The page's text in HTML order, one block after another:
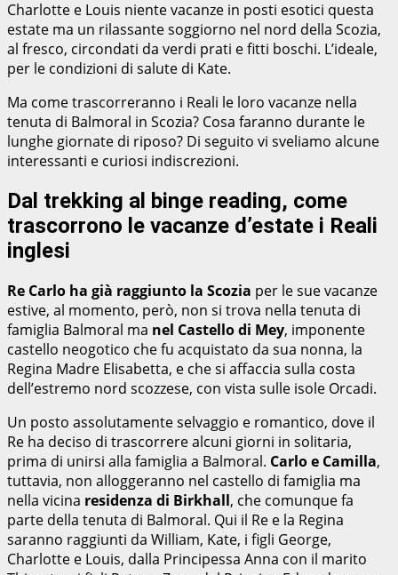
Charlotte e Louis niente vacanze in posti esotici questa
estate ma un rilassante soggiorno nel nord della Scozia,
al fresco, circondati da verdi prati e fitti boschi. L’ideale,
per le condizioni di salute di Kate.
Ma come trascorreranno i Reali le loro vacanze nella
tenuta di Balmoral in Scozia? Cosa faranno durante le
lunghe giornate di riposo? Di seguito vi sveliamo alcune
interessanti e curiosi indiscrezioni.
Dal trekking al binge reading, come
trascorrono le vacanze d’estate i Reali
inglesi
Re Carlo ha già raggiunto la Scozia per le sue vacanze
estive, al momento, però, non si trova nella tenuta di
famiglia Balmoral ma nel Castello di Mey, imponente
castello neogotico che fu acquistato da sua nonna, la
Regina Madre Elisabetta, e che si affaccia sulla costa
dell’estremo nord scozzese, con vista sulle isole Orcadi.
Un posto assolutamente selvaggio e romantico, dove il
Re ha deciso di trascorrere alcuni giorni in solitaria,
prima di unirsi alla famiglia a Balmoral. Carlo e Camilla,
tuttavia, non alloggeranno nel castello di famiglia ma
nella vicina residenza di Birkhall, che comunque fa
parte della tenuta di Balmoral. Qui il Re e la Regina
saranno raggiunti da William, Kate, i figli George,
Charlotte e Louis, dalla Principessa Anna con il marito